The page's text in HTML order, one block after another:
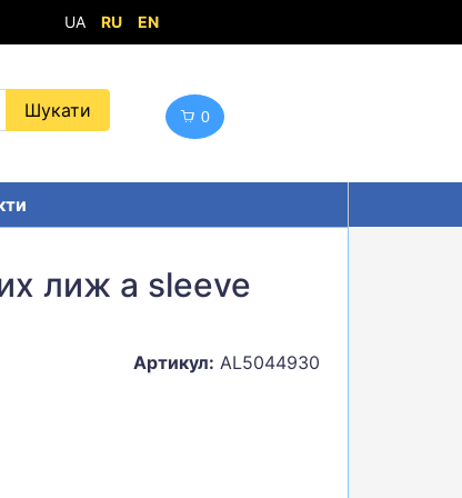
UA RU EN
0
лиж a sleeve
Артикул: AL5044930